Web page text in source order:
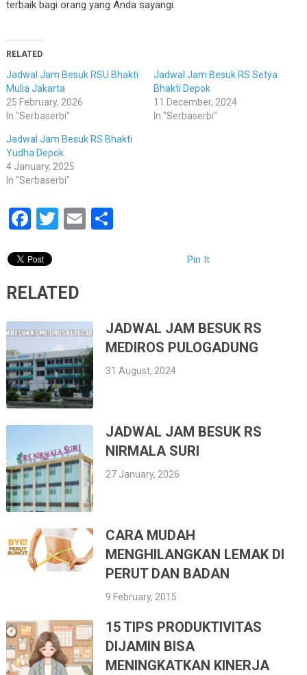
terbaik bagi orang yang Anda sayangi.
RELATED
Jadwal Jam Besuk RSU Bhakti
Mulia Jakarta
25 February, 2026
In "Serbaserbi"
Jadwal Jam Besuk RS Setya
Bhakti Depok
11 December, 2024
In "Serbaserbi"
Jadwal Jam Besuk RS Bhakti
Yudha Depok
4 January, 2025
In "Serbaserbi"
Facebook
Twitter
EmailShare
Pin It
RELATED
JADWAL JAM BESUK RS
MEDIROS PULOGADUNG
31 August, 2024
JADWAL JAM BESUK RS
NIRMALA SURI
27 January, 2026
CARA MUDAH
MENGHILANGKAN LEMAK DI
PERUT DAN BADAN
9 February, 2015
15 TIPS PRODUKTIVITAS
DIJAMIN BISA
MENINGKATKAN KINERJA